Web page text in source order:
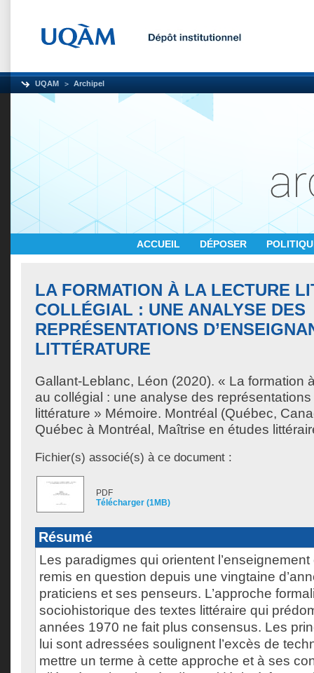
UQAM Archipel
ACCUEIL DÉPOSER
LA FORMATION À LA LECTURE
COLLÉGIAL : UNE ANALYSE DES
REPRÉSENTATIONS
LITTÉRATURE
Gallant-Leblanc, Léon (2020). « La formation
au collégial : une analyse des représentations
littérature » Mémoire. Montréal (Québec,
Québec à Montréal, Maîtrise en études
Fichier(s) associé(s) à ce document :
PDF
Télécharger (1MB)
Résumé
Les paradigmes qui orientent
remis en question depuis une vingtaine
praticiens et ses penseurs. L’approche
sociohistorique des textes littéraire qui
années 1970 ne fait plus consensus. Les
lui sont adressées soulignent l’excès de
mettre un terme à cette approche et à ses